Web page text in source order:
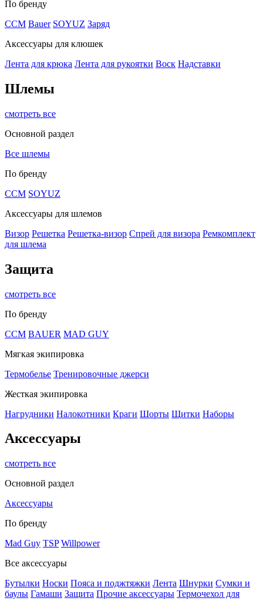
По бренду
CCM Bauer SOYUZ Заряд
Аксессуары для клюшек
Лента для крюка Лента для рукоятки Воск Надставки
Шлемы
смотреть все
Основной раздел
Все шлемы
По бренду
CCM SOYUZ
Аксессуары для шлемов
Визор Решетка Решетка-визор Спрей для визора Ремкомплект
для шлема
Защита
смотреть все
По бренду
CCM BAUER MAD GUY
Мягкая экипировка
Термобелье Тренировочные джерси
Жесткая экипировка
Нагрудники Налокотники Краги Шорты Щитки Наборы
Аксессуары
смотреть все
Основной раздел
Аксессуары
По бренду
Mad Guy TSP Willpower
Все аксессуары
Бутылки Носки Пояса и поджтяжки Лента Шнурки Сумки и
баулы Гамаши Защита Прочие аксессуары Термочехол для